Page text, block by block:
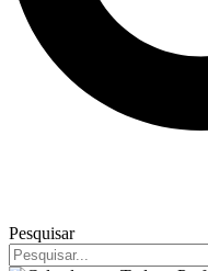
Pesquisar